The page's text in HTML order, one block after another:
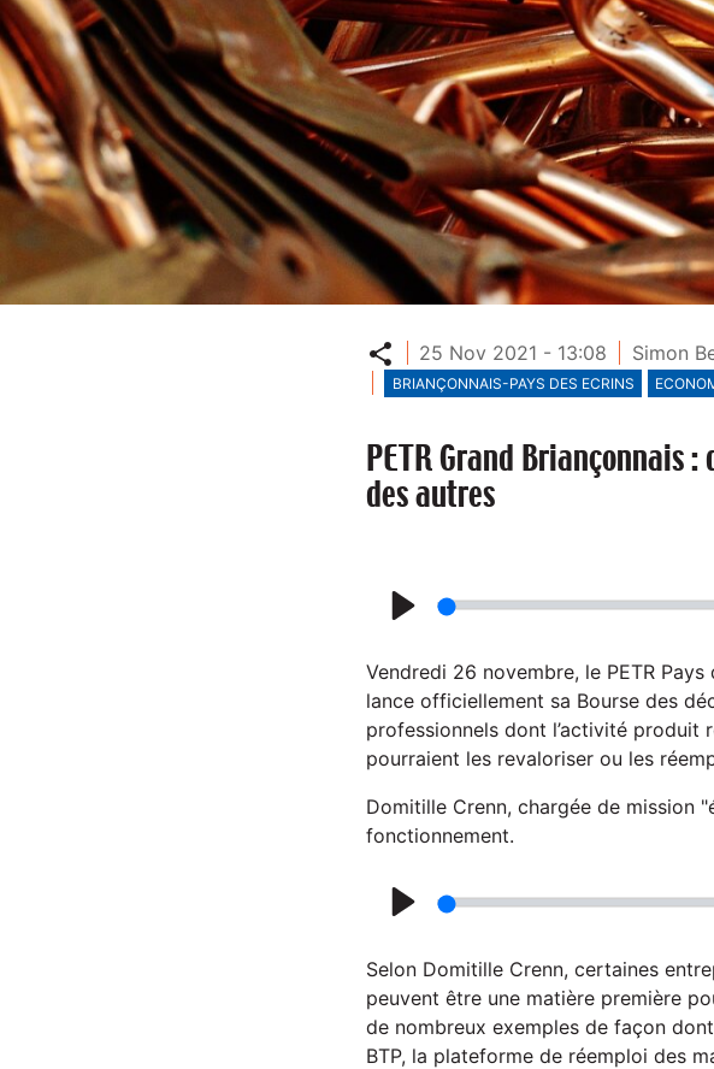
Partager
25 Nov 2021 - 13:08 Simon
BRIANÇONNAIS-PAYS DES ECRINS
PETR Grand Briançonnais
des autres
l
a
y
Vendredi 26 novembre, le PETR
lance officiellement sa Bourse des
professionnels dont l’activité produit
pourraient les revaloriser ou les
Domitille Crenn, chargée de mission
fonctionnement.
l
a
y
Selon Domitille Crenn, certaines
peuvent être une matière première
de nombreux exemples de façon
BTP, la plateforme de réemploi des